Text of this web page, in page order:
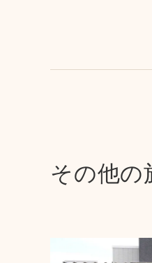
その他の